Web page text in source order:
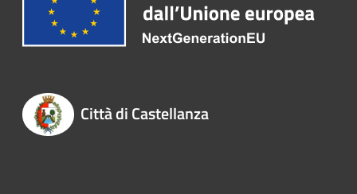
Città di Castellanza